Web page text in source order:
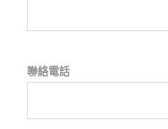
聯絡電話